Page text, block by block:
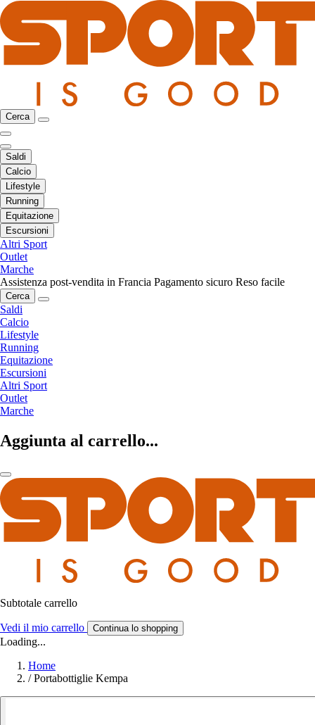
Cerca
Saldi
Calcio
Lifestyle
Running
Equitazione
Escursioni
Altri Sport
Outlet
Marche
Assistenza post-vendita in Francia Pagamento sicuro Reso facile
Cerca
Saldi
Calcio
Lifestyle
Running
Equitazione
Escursioni
Altri Sport
Outlet
Marche
Aggiunta al carrello...
Subtotale carrello
Vedi il mio carrello Continua lo shopping
Loading...
Home
/ Portabottiglie Kempa